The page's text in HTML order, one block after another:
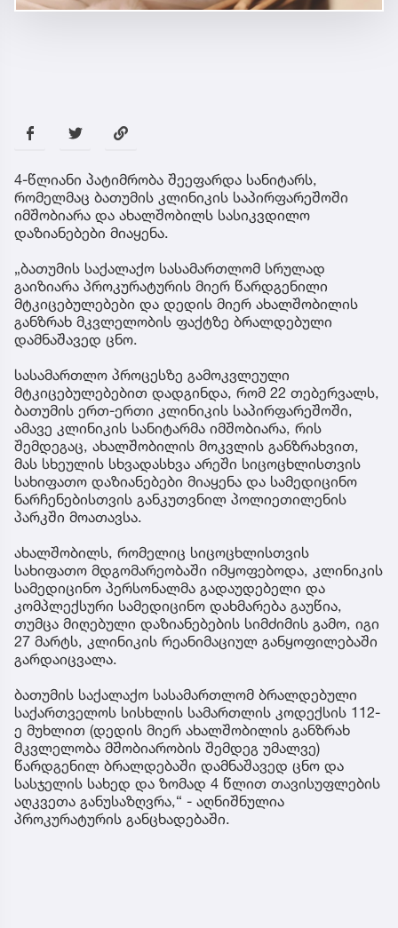
4-წლიანი პატიმრობა შეეფარდა სანიტარს,
რომელმაც ბათუმის კლინიკის საპირფარეშოში
იმშობიარა და ახალშობილს სასიკვდილო
დაზიანებები მიაყენა.
„ბათუმის საქალაქო სასამართლომ სრულად
გაიზიარა პროკურატურის მიერ წარდგენილი
მტკიცებულებები და დედის მიერ ახალშობილის
განზრახ მკვლელობის ფაქტზე ბრალდებული
დამნაშავედ ცნო.
სასამართლო პროცესზე გამოკვლეული
მტკიცებულებებით დადგინდა, რომ 22 თებერვალს,
ბათუმის ერთ-ერთი კლინიკის საპირფარეშოში,
ამავე კლინიკის სანიტარმა იმშობიარა, რის
შემდეგაც, ახალშობილის მოკვლის განზრახვით,
მას სხეულის სხვადასხვა არეში სიცოცხლისთვის
სახიფათო დაზიანებები მიაყენა და სამედიცინო
ნარჩენებისთვის განკუთვნილ პოლიეთილენის
პარკში მოათავსა.
ახალშობილს, რომელიც სიცოცხლისთვის
სახიფათო მდგომარეობაში იმყოფებოდა, კლინიკის
სამედიცინო პერსონალმა გადაუდებელი და
კომპლექსური სამედიცინო დახმარება გაუწია,
თუმცა მიღებული დაზიანებების სიმძიმის გამო, იგი
27 მარტს, კლინიკის რეანიმაციულ განყოფილებაში
გარდაიცვალა.
ბათუმის საქალაქო სასამართლომ ბრალდებული
საქართველოს სისხლის სამართლის კოდექსის 112-
ე მუხლით (დედის მიერ ახალშობილის განზრახ
მკვლელობა მშობიარობის შემდეგ უმალვე)
წარდგენილ ბრალდებაში დამნაშავედ ცნო და
სასჯელის სახედ და ზომად 4 წლით თავისუფლების
აღკვეთა განუსაზღვრა,“ - აღნიშნულია
პროკურატურის განცხადებაში.